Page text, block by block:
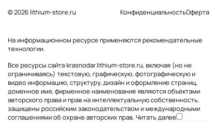
© 2026 lithium-store.ru КонфиденциальностьОферта
На информационном ресурсе применяютсярекомендательные
технологии.
Все ресурсы сайта krasnodar.lithium-store.ru, включая (но не
ограничиваясь) текстовую, графическую, фотографическую и
видео информацию, структуру, дизайн и оформление страниц,
доменное имя, фирменное наименование являются объектами
авторского права и прав на интеллектуальную собственность,
защищены российским законодательством и международными
соглашениями об охране авторских прав.Читать далее